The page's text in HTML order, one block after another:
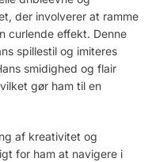
der involverer at ramme
curlende effekt. Denne
spillestil og imiteres
smidighed og flair
gør ham til en
af kreativitet og
for ham at navigere i